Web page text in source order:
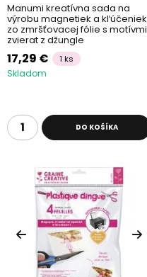
Manumi kreatívna sada na
výrobu magnetiek a kľúčeniek
zo zmršťovacej fólie s motívmi
zvierat z džungle
17,29 € 1 ks
Skladom
DO KOŠÍKA